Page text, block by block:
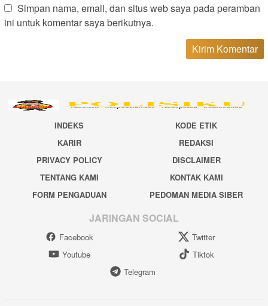
Simpan nama, email, dan situs web saya pada peramban
ini untuk komentar saya berikutnya.
INDEKS
KODE ETIK
KARIR
REDAKSI
PRIVACY POLICY
DISCLAIMER
TENTANG KAMI
KONTAK KAMI
FORM PENGADUAN
PEDOMAN MEDIA SIBER
JARINGAN SOCIAL
Facebook
Twitter
Youtube
Tiktok
Telegram